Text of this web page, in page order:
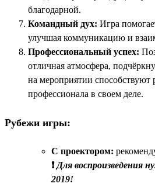
благодарной.
Командный дух: Игра
улучшая коммуникацию и
Профессиональный успех:
отличная атмосфера,
на мероприятии способствуют
профессионала в своем деле.
Рубежи игры:
С проектором:
❗ Для воспроизведения
2019!